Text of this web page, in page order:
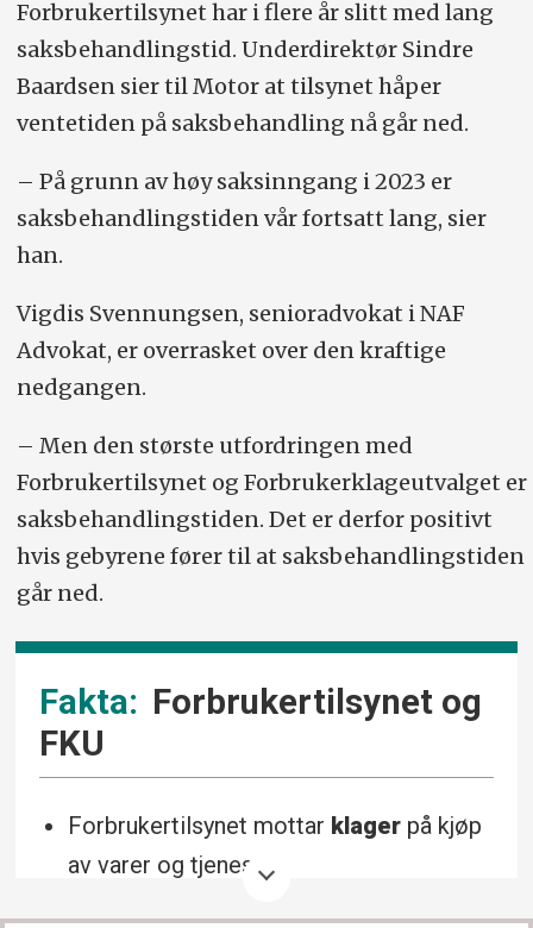
Forbrukertilsynet har i flere år slitt med lang
saksbehandlingstid. Underdirektør Sindre
Baardsen sier til Motor at tilsynet håper
ventetiden på saksbehandling nå går ned.
– På grunn av høy saksinngang i 2023 er
saksbehandlingstiden vår fortsatt lang, sier
han.
Vigdis Svennungsen, senioradvokat i NAF
Advokat, er overrasket over den kraftige
nedgangen.
– Men den største utfordringen med
Forbrukertilsynet og Forbrukerklageutvalget er
saksbehandlingstiden. Det er derfor positivt
hvis gebyrene fører til at saksbehandlingstiden
går ned.
Forbrukertilsynet og
FKU
Forbrukertilsynet mottar klager på kjøp
av varer og tjenester.
Bil og andre transportmidlerutgjorde i